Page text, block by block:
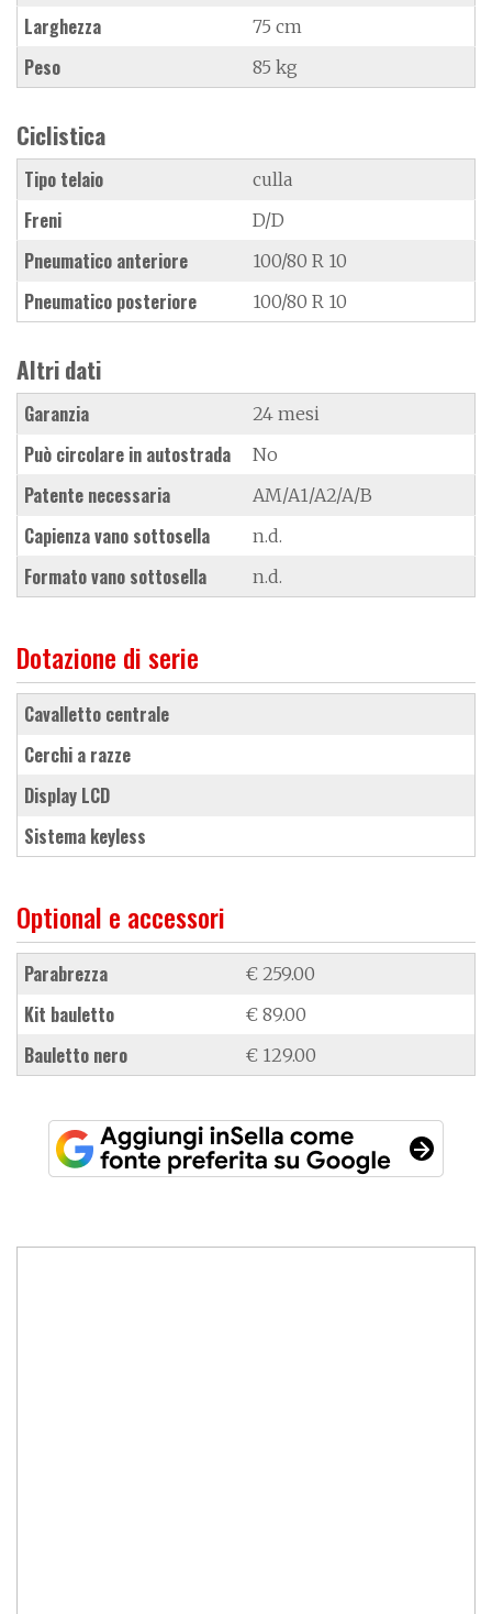
Larghezza 75 cm
Peso 85 kg
Ciclistica
Tipo telaio culla
Freni D/D
Pneumatico anteriore 100/80 R 10
Pneumatico posteriore 100/80 R 10
Altri dati
Garanzia 24 mesi
Può circolare in autostrada No
Patente necessaria AM/A1/A2/A/B
Capienza vano sottosella n.d.
Formato vano sottosella n.d.
Dotazione di serie
cavalletto centrale
cerchi a razze
display LCD
sistema keyless
Optional e accessori
parabrezza € 259.00
kit bauletto € 89.00
bauletto nero € 129.00